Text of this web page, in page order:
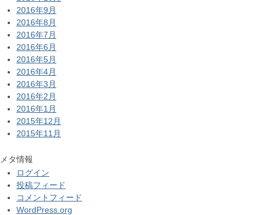
2016年9月
2016年8月
2016年7月
2016年6月
2016年5月
2016年4月
2016年3月
2016年2月
2016年1月
2015年12月
2015年11月
メタ情報
ログイン
投稿フィード
コメントフィード
WordPress.org